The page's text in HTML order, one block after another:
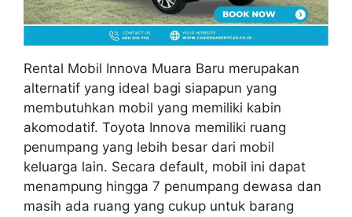
Rental Mobil Innova Muara Baru merupakan
alternatif yang ideal bagi siapapun yang
membutuhkan mobil yang memiliki kabin
akomodatif. Toyota Innova memiliki ruang
penumpang yang lebih besar dari mobil
keluarga lain. Secara default, mobil ini dapat
menampung hingga 7 penumpang dewasa dan
masih ada ruang yang cukup untuk barang